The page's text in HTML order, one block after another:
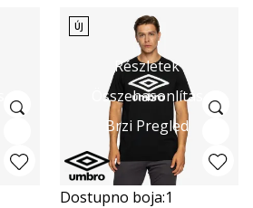
Részletek
Összehasonlítás
Brzi Pregled
ÚJ
Dostupno boja:1